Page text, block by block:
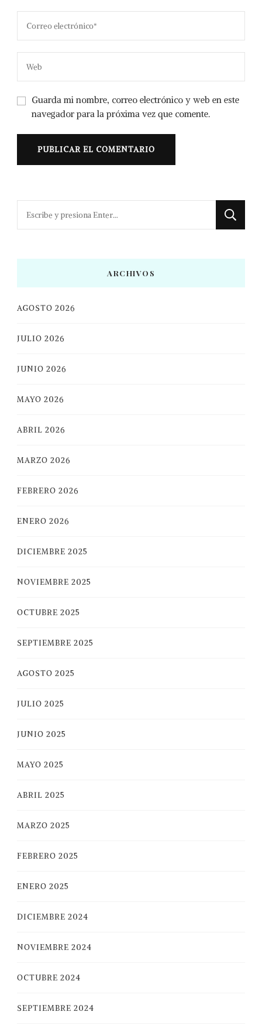
Guarda mi nombre, correo electrónico y web en este
navegador para la próxima vez que comente.
ARCHIVOS
AGOSTO 2026
JULIO 2026
JUNIO 2026
MAYO 2026
ABRIL 2026
MARZO 2026
FEBRERO 2026
ENERO 2026
DICIEMBRE 2025
NOVIEMBRE 2025
OCTUBRE 2025
SEPTIEMBRE 2025
AGOSTO 2025
JULIO 2025
JUNIO 2025
MAYO 2025
ABRIL 2025
MARZO 2025
FEBRERO 2025
ENERO 2025
DICIEMBRE 2024
NOVIEMBRE 2024
OCTUBRE 2024
SEPTIEMBRE 2024